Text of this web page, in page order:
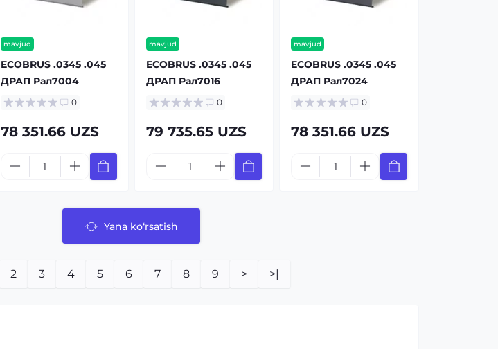
mavjud
ECOBRUS .0345 .045
ДРАП Рал7004
0
78 351.66 UZS
mavjud
ECOBRUS .0345 .045
ДРАП Рал7016
0
79 735.65 UZS
mavjud
ECOBRUS .0345 .045
ДРАП Рал7024
0
78 351.66 UZS
Yana ko‘rsatish
2 3 4 5 6 7 8 9 > >|